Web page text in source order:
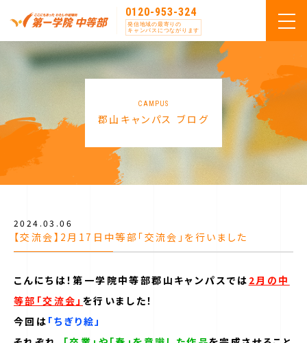
0120-953-324
発信地域の最寄りの
キャンパスにつながります
CAMPUS
郡山キャンパス ブログ
2024.03.06
【交流会】2月17日中等部「交流会」を行いました
こんにちは！第一学院中等部郡山キャンパスでは 2月の中
等部「交流会」 を行いました！
今回は 「ちぎり絵」